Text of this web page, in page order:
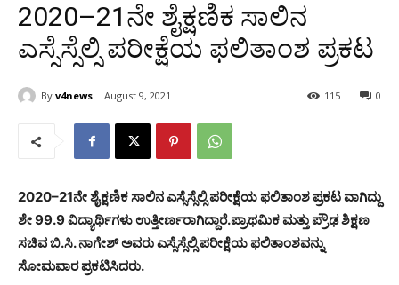
2020–21ನೇ ಶೈಕ್ಷಣಿಕ ಸಾಲಿನ
ಎಸ್ಸೆಸ್ಸೆಲ್ಸಿ ಪರೀಕ್ಷೆಯ ಫಲಿತಾಂಶ ಪ್ರಕಟ
By v4news August 9, 2021 0
115
2020–21ನೇ ಶೈಕ್ಷಣಿಕ ಸಾಲಿನ ಎಸ್ಸೆಸ್ಸೆಲ್ಸಿ ಪರೀಕ್ಷೆಯ ಫಲಿತಾಂಶ ಪ್ರಕಟ ವಾಗಿದ್ದು
ಶೇ 99.9 ವಿದ್ಯಾರ್ಥಿಗಳು ಉತ್ತೀರ್ಣರಾಗಿದ್ದಾರೆ.ಪ್ರಾಥಮಿಕ ಮತ್ತು ಪ್ರೌಢ ಶಿಕ್ಷಣ
ಸಚಿವ ಬಿ.ಸಿ. ನಾಗೇಶ್‌ ಅವರು ಎಸ್ಸೆಸ್ಸೆಲ್ಸಿ ಪರೀಕ್ಷೆಯ ಫಲಿತಾಂಶವನ್ನು
ಸೋಮವಾರ ಪ್ರಕಟಿಸಿದರು.